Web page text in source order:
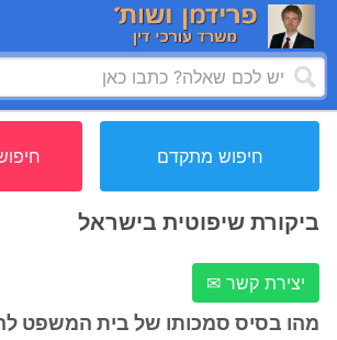
חיפוש מתקדם
ביקורת שיפוטית בישראל
יצירת קשר ✉
מהו בסיס סמכותו של בית המשפט